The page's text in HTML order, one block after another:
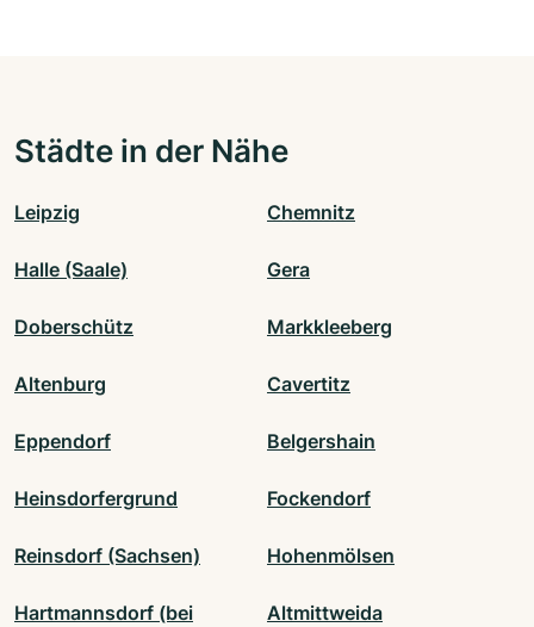
Städte in der Nähe
Leipzig Chemnitz
Halle (Saale) Gera
Doberschütz Markkleeberg
Altenburg Cavertitz
Eppendorf Belgershain
Heinsdorfergrund Fockendorf
Reinsdorf (Sachsen) Hohenmölsen
Hartmannsdorf (bei
Altmittweida